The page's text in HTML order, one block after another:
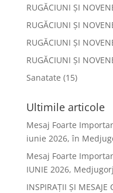
RUGĂCIUNI ȘI
RUGĂCIUNI ȘI
RUGĂCIUNI ȘI
RUGĂCIUNI ȘI
Sanatate (15)
Ultimile articole
Mesaj Foarte
iunie 2026, în
Mesaj Foarte
IUNIE 2026,
INSPIRAȚII ȘI MESAJE